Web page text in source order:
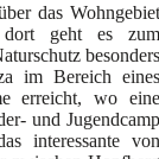
das Wohngebiet
dort geht es zum
besonders
im Bereich eines
erreicht, wo eine
und Jugendcamp
interessante von